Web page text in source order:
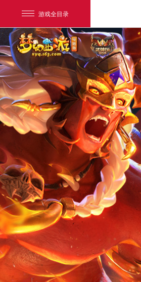
游戏全目录
网易游戏
游戏爱好者
我的足迹： 梦幻西游电脑版